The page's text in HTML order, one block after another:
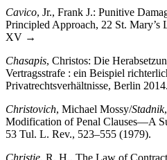
Cavico, Jr., Frank J.: Punitive
Principled Approach, 22 St. Mary’s
XV →
Chasapis, Christos: Die
Vertragsstrafe : ein Beispiel
Privatrechtsverhältnisse, Berlin 2014.
Christovich, Michael Mossy/Stadnik
Modification of Penal Clauses—A
53 Tul. L. Rev., 523–555 (1979).
Christie, R. H., The Law of